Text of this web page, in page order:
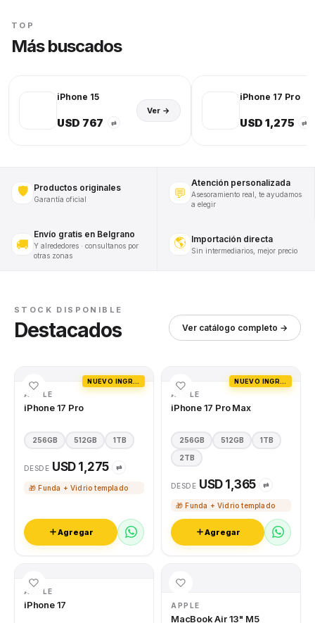
TOP
Más buscados
iPhone 15
USD 767 ⇄
Ver →
iPhone 17 Pro
USD 1,275 ⇄
🛡️ Productos originales
Garantía oficial 💬
Atención personalizada
Asesoramiento real, te ayudamos
a elegir
🚚
Envío gratis en Belgrano
Y alrededores · consultanos por
otras zonas
🌎 Importación directa
Sin intermediarios, mejor precio
STOCK DISPONIBLE
Destacados Ver catálogo completo →
APPLE
iPhone 17 Pro
256GB 512GB 1TB
DESDE USD 1,275 ⇄
🎁 Funda + Vidrio templado
Agregar
APPLE
iPhone 17 Pro Max
256GB 512GB 1TB
2TB
DESDE USD 1,365 ⇄
🎁 Funda + Vidrio templado
Agregar
APPLE
iPhone 17 APPLE
MacBook Air 13" M5